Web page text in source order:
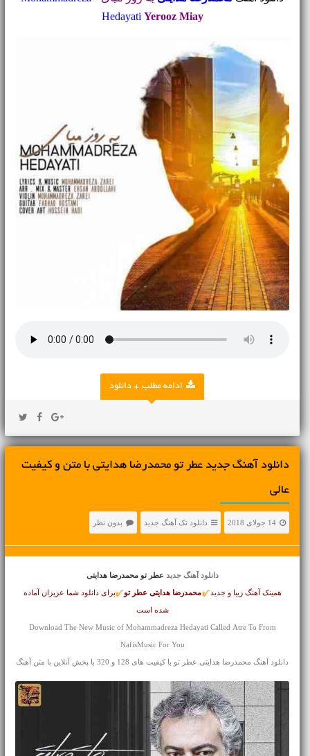
Hedayati Yerooz Miay
ادامه مطلب + دانلود
دانلود آهنگ جديد عطر تو محمدرضا هدایتی با متن و کیفیت
عالی
14 جولای 2018 دانلود تک آهنگ جدید بدون نظر
دانلود آهنگ جدید عطر تو محمدرضا هدایتی
همینک آهنگ زیبا و جدید محمدرضا هدایتی عطر تو برای دانلود شما عزیزان آماده
شده است
Download The New Music of Mohammadreza Hedayati Called Atre To From
NafisMusic For You
دانلود آهنگ محمدرضا هدایتی عطر تو با کیفیت های 128 و 320 با پخش آنلاین با متن آهنگ